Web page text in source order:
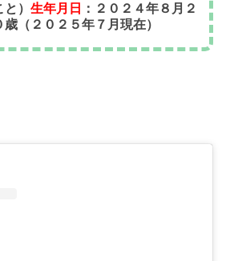
と）生年月日
：２０２４年８月２
歳（２０２５年７月現在）